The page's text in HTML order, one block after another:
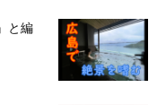
と編